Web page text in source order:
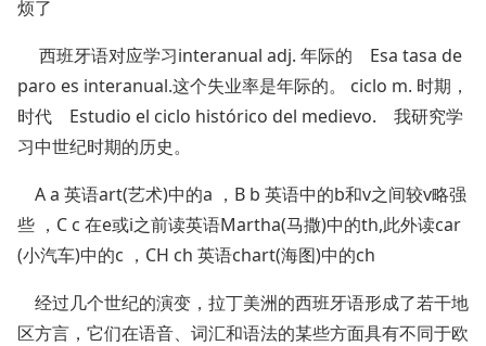
烦了
西班牙语对应学习interanual adj. 年际的 Esa tasa de
paro es interanual.这个失业率是年际的。 ciclo m. 时期，
时代 Estudio el ciclo histórico del medievo. 我研究学
习中世纪时期的历史。
A a 英语art(艺术)中的a ，B b 英语中的b和v之间较v略强
些 ，C c 在e或i之前读英语Martha(马撒)中的th,此外读car
(小汽车)中的c ，CH ch 英语chart(海图)中的ch
经过几个世纪的演变，拉丁美洲的西班牙语形成了若干地
区方言，它们在语音、词汇和语法的某些方面具有不同于欧